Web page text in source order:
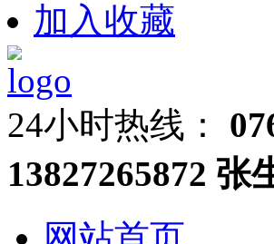
加入收藏
24小时热线：
13827265872 张